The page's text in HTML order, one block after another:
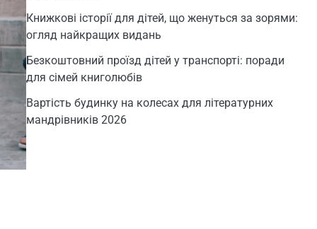
Книжкові історії для дітей, що женуться за зорями:
огляд найкращих видань
Безкоштовний проїзд дітей у транспорті: поради
для сімей книголюбів
Вартість будинку на колесах для літературних
мандрівників 2026